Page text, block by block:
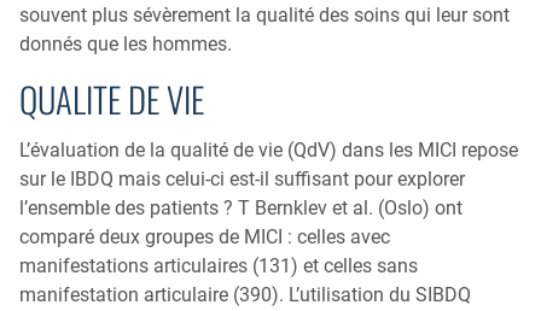
souvent plus sévèrement la qualité des soins qui leur sont
donnés que les hommes.
QUALITE DE VIE
L’évaluation de la qualité de vie (QdV) dans les MICI repose
sur le IBDQ mais celui-ci est-il suffisant pour explorer
l’ensemble des patients ? T Bernklev et al. (Oslo) ont
comparé deux groupes de MICI : celles avec
manifestations articulaires (131) et celles sans
manifestation articulaire (390). L’utilisation du SIBDQ